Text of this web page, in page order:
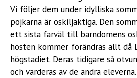
Vi följer dem under idylliska
pojkarna är oskiljaktiga. Den
ett sista farväl till barndomens
hösten kommer förändras allt då
högstadiet. Deras tidigare så
och värderas av de andra